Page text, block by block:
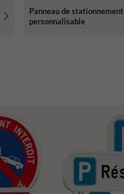
Panneau de stationnement
personnalisable